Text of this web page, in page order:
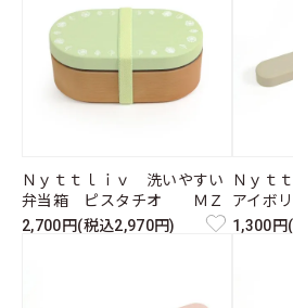
Ｎｙｔｔｌｉｖ 洗いやすい
弁当箱 ピスタチオ ＭＺ
2,700円(税込2,970円)
Ｎｙｔ
アイボ
1,300円